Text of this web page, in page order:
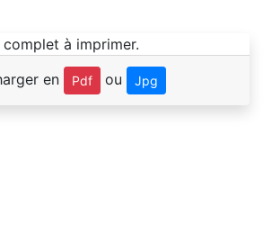
en Pdf ou Jpg